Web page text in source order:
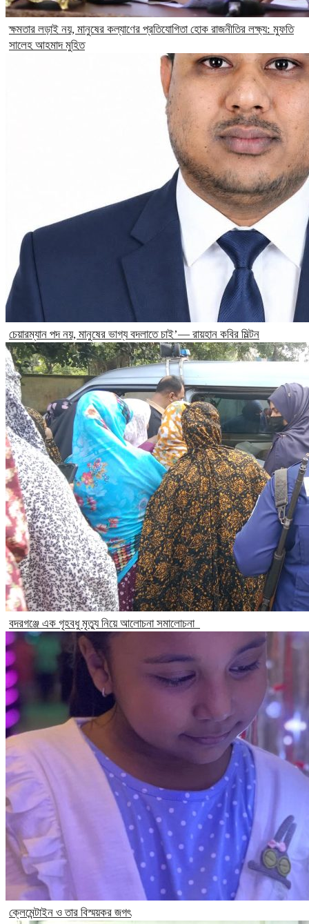
ক্ষমতার লড়াই নয়, মানুষের কল্যাণের প্রতিযোগিতা হোক রাজনীতির লক্ষ্য: মুফতি
সালেহ আহমাদ মুহিত
চেয়ারম্যান পদ নয়, মানুষের ভাগ্য বদলাতে চাই’— রায়হান কবির মিল্টন
বদরগঞ্জে এক গৃহবধু মৃত্যু নিয়ে আলোচনা সমালোচনা
ক্লেমেন্টাইন ও তার বিস্ময়কর জগৎ